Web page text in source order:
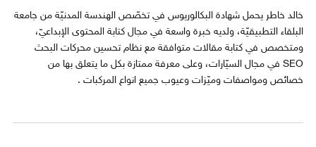
خالد خاطر يحمل شهادة البكالوريوس في تخصّص الهندسة المدنيّة من جامعة
البلقاء التطبيقيّة، ولديه خبرة واسعة في مجال كتابة المحتوى الإبداعيّ،
ومتخصص في كتابة مقالات متوافقة مع نظام تحسين محركات البحث
SEO في مجال السيّارات، وعلى معرفة ممتازة بكل ما يتعلق بها من
خصائص ومواصفات وميّزات وعيوب جميع انواع المركبات .